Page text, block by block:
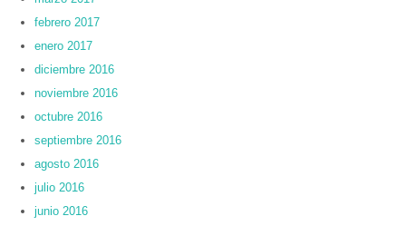
febrero 2017
enero 2017
diciembre 2016
noviembre 2016
octubre 2016
septiembre 2016
agosto 2016
julio 2016
junio 2016